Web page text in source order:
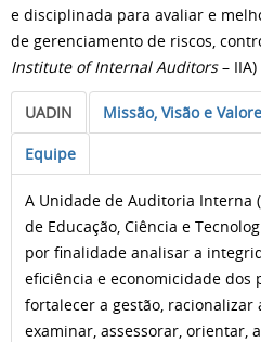
e disciplinada para avaliar e
de gerenciamento de riscos,
Institute of Internal Auditors– IIA)
UADIN Missão, Visão e
Equipe
A Unidade de Auditoria Interna
de Educação, Ciência e
por finalidade analisar a
eficiência e economicidade dos
fortalecer a gestão, racionalizar
examinar, assessorar, orientar,